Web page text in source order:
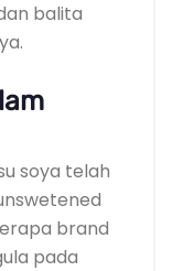
balita
soya telah
brand
pada